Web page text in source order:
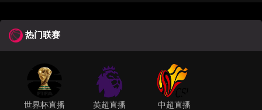
热门联赛
世界杯直播 英超直播 中超直播